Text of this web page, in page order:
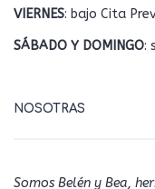
VIERNES: bajo Cita
SÁBADO Y DOMINGO:
NOSOTRAS
Somos Belén y Bea,